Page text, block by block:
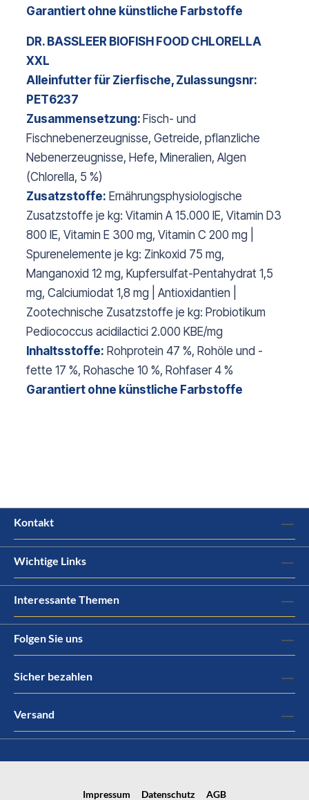
Garantiert ohne künstliche Farbstoffe
DR. BASSLEER BIOFISH FOOD CHLORELLA
XXL
Alleinfutter für Zierfische, Zulassungsnr:
PET6237
Zusammensetzung: Fisch- und
Fischnebenerzeugnisse, Getreide, pflanzliche
Nebenerzeugnisse, Hefe, Mineralien, Algen
(Chlorella, 5 %)
Zusatzstoffe: Ernährungsphysiologische
Zusatzstoffe je kg: Vitamin A 15.000 IE, Vitamin D3
800 IE, Vitamin E 300 mg, Vitamin C 200 mg |
Spurenelemente je kg: Zinkoxid 75 mg,
Manganoxid 12 mg, Kupfersulfat-Pentahydrat 1,5
mg, Calciumiodat 1,8 mg | Antioxidantien |
Zootechnische Zusatzstoffe je kg: Probiotikum
Pediococcus acidilactici 2.000 KBE/mg
Inhaltsstoffe: Rohprotein 47 %, Rohöle und -
fette 17 %, Rohasche 10 %, Rohfaser 4 %
Garantiert ohne künstliche Farbstoffe
Kontakt
Wichtige Links
Interessante Themen
Folgen Sie uns
Sicher bezahlen
Versand
Impressum Datenschutz AGB